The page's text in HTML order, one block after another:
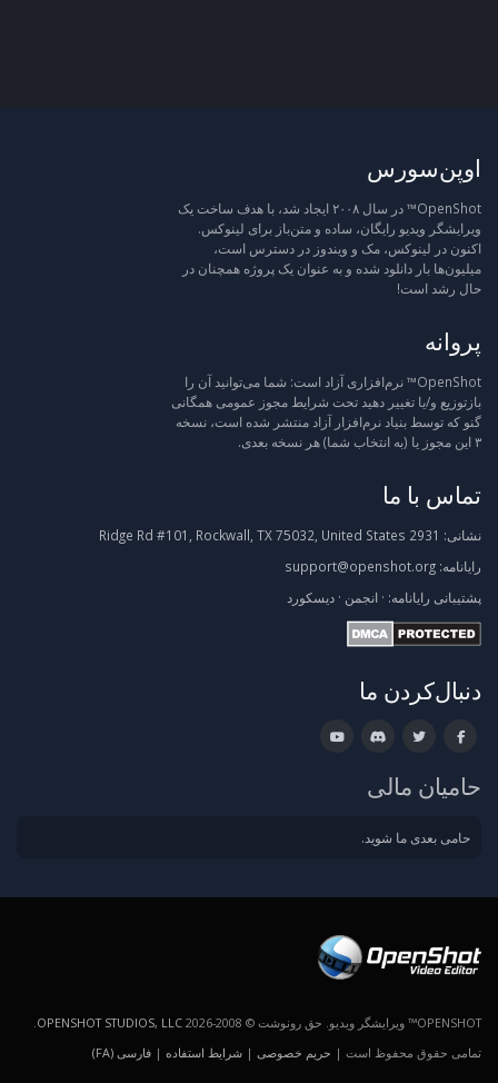
اوپن‌سورس
OpenShot™ در سال ۲۰۰۸ ایجاد شد، با هدف ساخت یک
ویرایشگر ویدیو رایگان، ساده و متن‌باز برای لینوکس.
اکنون در لینوکس، مک و ویندوز در دسترس است،
میلیون‌ها بار دانلود شده و به عنوان یک پروژه همچنان در
حال رشد است!
پروانه
OpenShot™ نرم‌افزاری آزاد است: شما می‌توانید آن را
بازتوزیع و/یا تغییر دهید تحت شرایط مجوز عمومی همگانی
گنو که توسط بنیاد نرم‌افزار آزاد منتشر شده است، نسخه
۳ این مجوز یا (به انتخاب شما) هر نسخه بعدی.
تماس با ما
نشانی:
رایانامه: support@openshot.org
پشتیبانی رایانامه: · انجمن · دیسکورد
دنبال‌کردن ما
حامیان مالی
حامی بعدی ما شوید.
OPENSHOT™ ویرایشگر ویدیو. حق رونوشت © 2008-2026 OPENSHOT STUDIOS, LLC
تمامی حقوق محفوظ است | حریم خصوصی | شرایط استفاده | فارسی (FA)